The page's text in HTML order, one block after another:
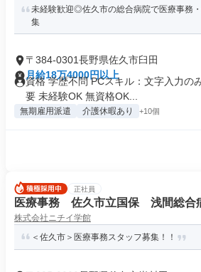
未経験歓迎◎佐久市の総合病院で医療事務
集
〒384-0301長野県佐久市臼田
月給18万4000円以上
資格 学歴不問 PCスキル：文字入力の
要 未経験OK 無資格OK...
無期雇用派遣 介護休暇あり +10個
正社員
医療事務 佐久市立国保 浅間総合
株式会社ニチイ学館
＜佐久市＞医療事務スタッフ募集！！